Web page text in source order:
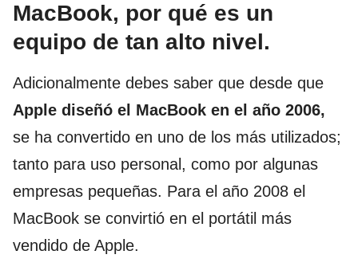
MacBook, por qué es un
equipo de tan alto nivel.
Adicionalmente debes saber que desde que
Apple diseñó el MacBook en el año 2006,
se ha convertido en uno de los más utilizados;
tanto para uso personal, como por algunas
empresas pequeñas. Para el año 2008 el
MacBook se convirtió en el portátil más
vendido de Apple.